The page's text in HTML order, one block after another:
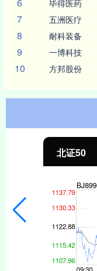
毕得医药
7 五洲医疗
8 耐科装备
9 一博科技
10 方邦股份
创业板指